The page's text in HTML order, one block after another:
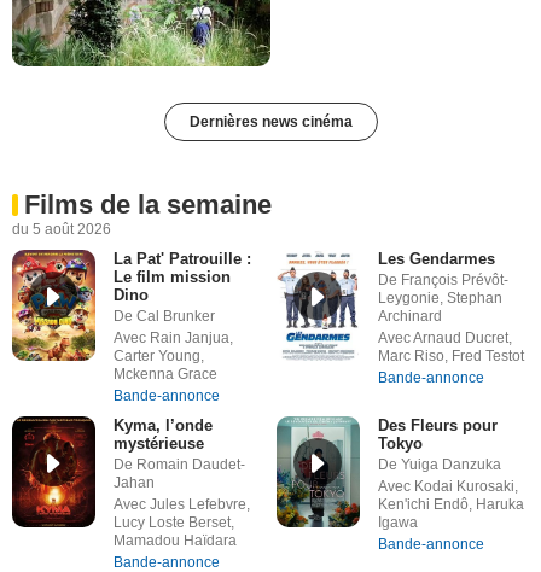
Dernières news cinéma
Films de la semaine
du 5 août 2026
La Pat' Patrouille :
Le film mission
Dino
De Cal Brunker
Avec Rain Janjua,
Carter Young,
Mckenna Grace
Bande-annonce
Les Gendarmes
De François Prévôt-
Leygonie, Stephan
Archinard
Avec Arnaud Ducret,
Marc Riso, Fred Testot
Bande-annonce
Kyma, l’onde
mystérieuse
De Romain Daudet-
Jahan
Avec Jules Lefebvre,
Lucy Loste Berset,
Mamadou Haïdara
Bande-annonce
Des Fleurs pour
Tokyo
De Yuiga Danzuka
Avec Kodai Kurosaki,
Ken'ichi Endô, Haruka
Igawa
Bande-annonce